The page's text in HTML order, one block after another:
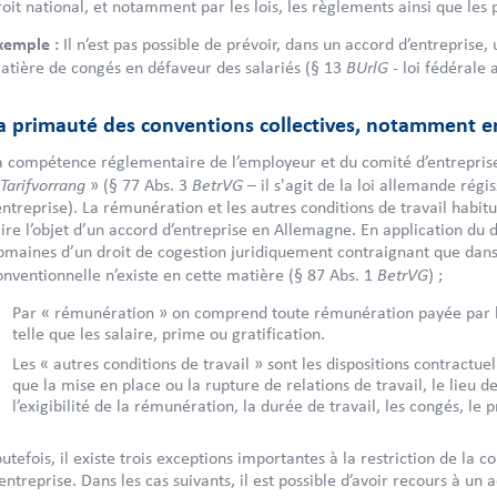
national, et notamment par les lois, les règlements ainsi que les
: Il n’est pas possible de prévoir, dans un accord
de congés en défaveur des salariés (§ 13 BUrlG- loi fédérale
primauté des conventions collectives, notamment
compétence réglementaire de l’employeur et du comité
Tarifvorrang» (§ 77 Abs. 3 BetrVG– il s'agit de la loi allemande
La rémunération et les autres conditions de travail
l’objet d’un accord d’entreprise en Allemagne. En application
d’un droit de cogestion juridiquement contraignant que
n’existe en cette matière (§ 87 Abs. 1 BetrVG) ;
Par « rémunération » on comprend toute rémunération payée par
telle que les salaire, prime ou gratification.
Les « autres conditions de travail » sont les dispositions
que la mise en place ou la rupture de relations de travail, le lieu
l’exigibilité de la rémunération, la durée de travail, les congés, le
il existe trois exceptions importantes à la restriction de la
Dans les cas suivants, il est possible d’avoir recours à un